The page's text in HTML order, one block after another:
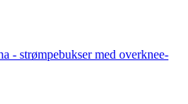
- strømpebukser med overknee-